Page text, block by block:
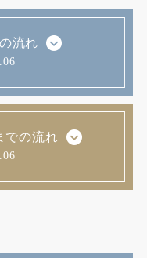
流れ
での流れ